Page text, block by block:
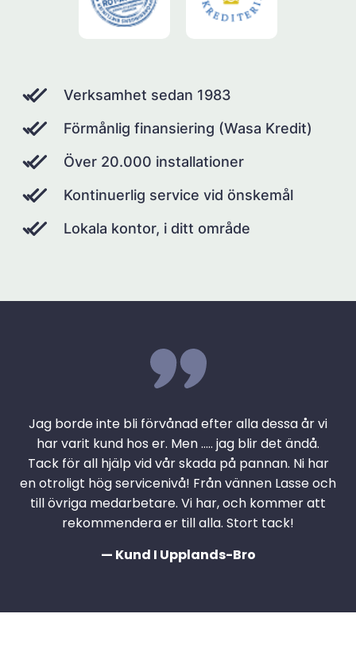
Verksamhet sedan 1983
Förmånlig finansiering (Wasa Kredit)
Över 20.000 installationer
Kontinuerlig service vid önskemål
Lokala kontor, i ditt område
Jag borde inte bli förvånad efter alla dessa år vi
har varit kund hos er. Men ….. jag blir det ändå.
Tack för all hjälp vid vår skada på pannan. Ni har
en otroligt hög servicenivå! Från vännen Lasse och
till övriga medarbetare. Vi har, och kommer att
rekommendera er till alla. Stort tack!
— Kund I Upplands-Bro